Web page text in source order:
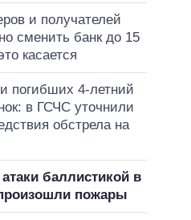
и получателей
сменить банк до 15
касается
погибших 4-летний
в ГСЧС уточнили
обстрела на
баллистикой в
пожары